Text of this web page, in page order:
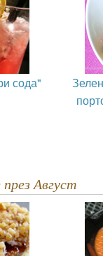
сода"
през Август